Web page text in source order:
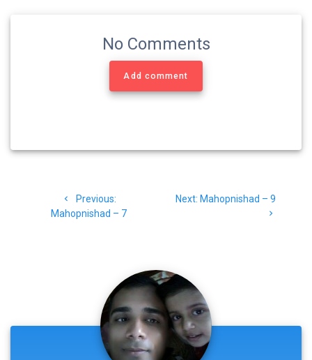
No Comments
Add comment
navigation
Previous:Previous
post:
Mahopnishad – 7
Next: Next
Mahopnishad – 9